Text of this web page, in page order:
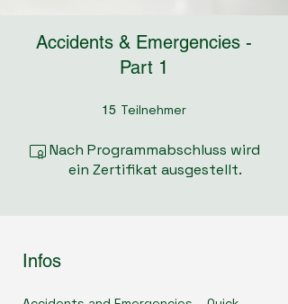
Accidents & Emergencies -
Part 1
15 Teilnehmer
Nach Programmabschluss wird
ein Zertifikat ausgestellt.
Infos